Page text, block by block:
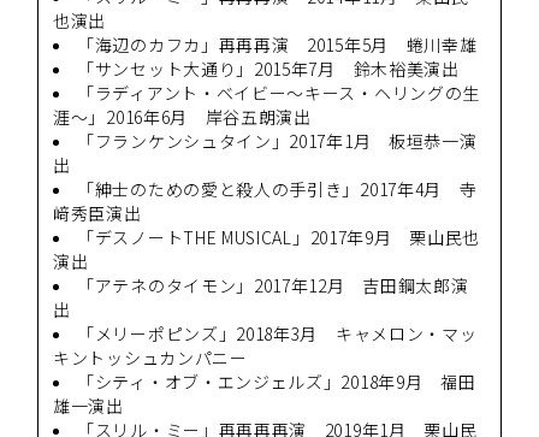
也演出
「海辺のカフカ」再再再演 2015年5月 蜷川幸雄
「サンセット大通り」2015年7月 鈴木裕美演出
「ラディアント・ベイビー～キース・ヘリングの生
涯～」2016年6月 岸谷五朗演出
「フランケンシュタイン」2017年1月 板垣恭一演
出
「紳士のための愛と殺人の手引き」2017年4月 寺
﨑秀臣演出
「デスノートTHE MUSICAL」2017年9月 栗山民也
演出
「アテネのタイモン」2017年12月 吉田鋼太郎演
出
「メリーポピンズ」2018年3月 キャメロン・マッ
キントッシュカンパニー
「シティ・オブ・エンジェルズ」2018年9月 福田
雄一演出
「スリル・ミー」再再再再演 2019年1月 栗山民